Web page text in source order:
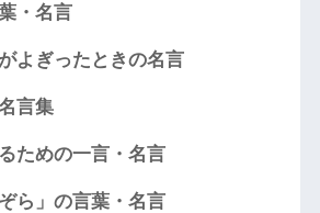
・名言
よぎったときの名言
言集
ための一言・名言
ら」の言葉・名言